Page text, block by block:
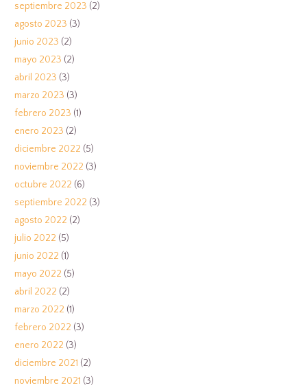
septiembre 2023 (2)
agosto 2023 (3)
junio 2023 (2)
mayo 2023 (2)
abril 2023 (3)
marzo 2023 (3)
febrero 2023 (1)
enero 2023 (2)
diciembre 2022 (5)
noviembre 2022 (3)
octubre 2022 (6)
septiembre 2022 (3)
agosto 2022 (2)
julio 2022 (5)
junio 2022 (1)
mayo 2022 (5)
abril 2022 (2)
marzo 2022 (1)
febrero 2022 (3)
enero 2022 (3)
diciembre 2021 (2)
noviembre 2021 (3)